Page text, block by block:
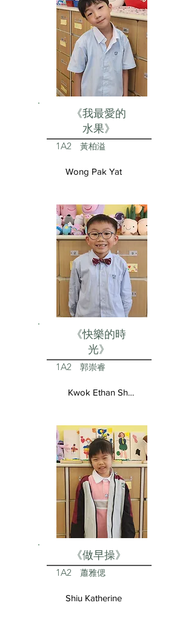
《我最愛的
水果》
1A2 黃柏溢
Wong Pak Yat
《快樂的時
光》
1A2 郭崇睿
Kwok Ethan Shun Yui
《做早操》
1A2 蕭雅偲
Shiu Katherine